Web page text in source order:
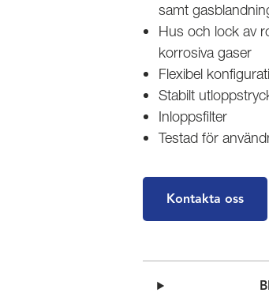
samt
Hus och lock av
korrosiva gaser
Flexibel
Stabilt
Inloppsfilter
Testad för
Kontakta oss